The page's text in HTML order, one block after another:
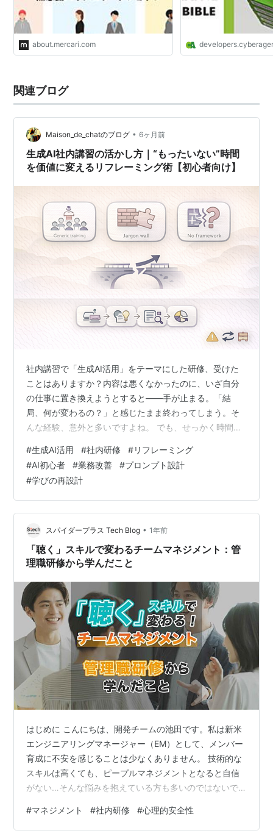
about.mercari.com
関連ブログ
Maison_de_chatのブログ • 6ヶ月前
生成AI社内講習の活かし方｜“もったいない”時間
を価値に変えるリフレーミング術【初心者向け】
社内講習で「生成AI活用」をテーマにした研修、受けた
ことはありますか？内容は悪くなかったのに、いざ自分
の仕事に置き換えようとすると――手が止まる。「結
局、何が変わるの？」と感じたまま終わってしまう。そ
んな経験、意外と多いですよね。 でも、せっかく時間を
もったいない！じつは、“学び”を自分の業務価値に変える
には、ちょっとしたリフレーミング（視点の組み替え）
が効くんです。 このブログでは、講習スライドを使わず
に、“印象に残ったワード”だけを手がかりに再解釈する方
法を紹介します。初心者でも安全にできる、「抽出ワー
ド→再解釈→業務に再配置」の流れを、考…
#生成AI活用 #社内研修 #リフレーミング
#AI初心者 #業務改善 #プロンプト設計
#学びの再設計
スパイダープラス Tech Blog • 1年前
「聴く」スキルで変わるチームマネジメント：管
理職研修から学んだこと
はじめに こんにちは、開発チームの池田です。私は新米
エンジニアリングマネージャー（EM）として、メンバー
育成に不安を感じることは少なくありません。 技術的な
スキルは高くても、ピープルマネジメントとなると自信
がない…そんな悩みを抱えている方も多いのではないで
ポートするための研修プログラムを定期的に実施してい
ます。 今回は「聴く」スキルに焦点を当てた研修に参加
#マネジメント #社内研修 #心理的安全性